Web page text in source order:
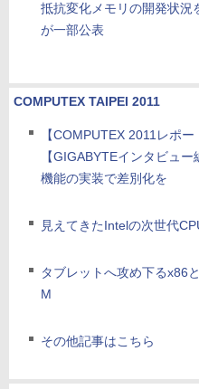
抵抗変化メモリの開発状況
が一部公表
COMPUTEX TAIPEI 2011
【COMPUTEX 2011レポー
【GIGABYTEインタビュ
機能の実装で差別化を
見えてきたIntelの次世代
タブレットへ攻め下るx86
M
その他記事はこちら